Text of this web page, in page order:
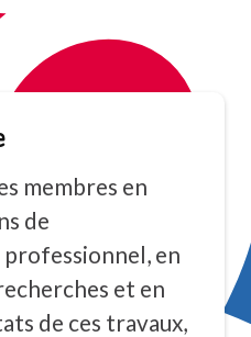
membres en
de
en
et en
de ces travaux,